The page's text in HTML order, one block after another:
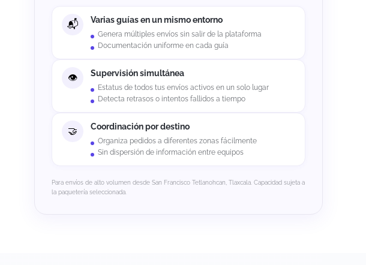
Varias guías en un mismo entorno
Genera múltiples envíos sin salir de la plataforma
Documentación uniforme en cada guía
Supervisión simultánea
Estatus de todos tus envíos activos en un solo lugar
Detecta retrasos o intentos fallidos a tiempo
Coordinación por destino
Organiza pedidos a diferentes zonas fácilmente
Sin dispersión de información entre equipos
Para envíos de alto volumen desde San Francisco Tetlanohcan, Tlaxcala. Capacidad sujeta a
la paquetería seleccionada.